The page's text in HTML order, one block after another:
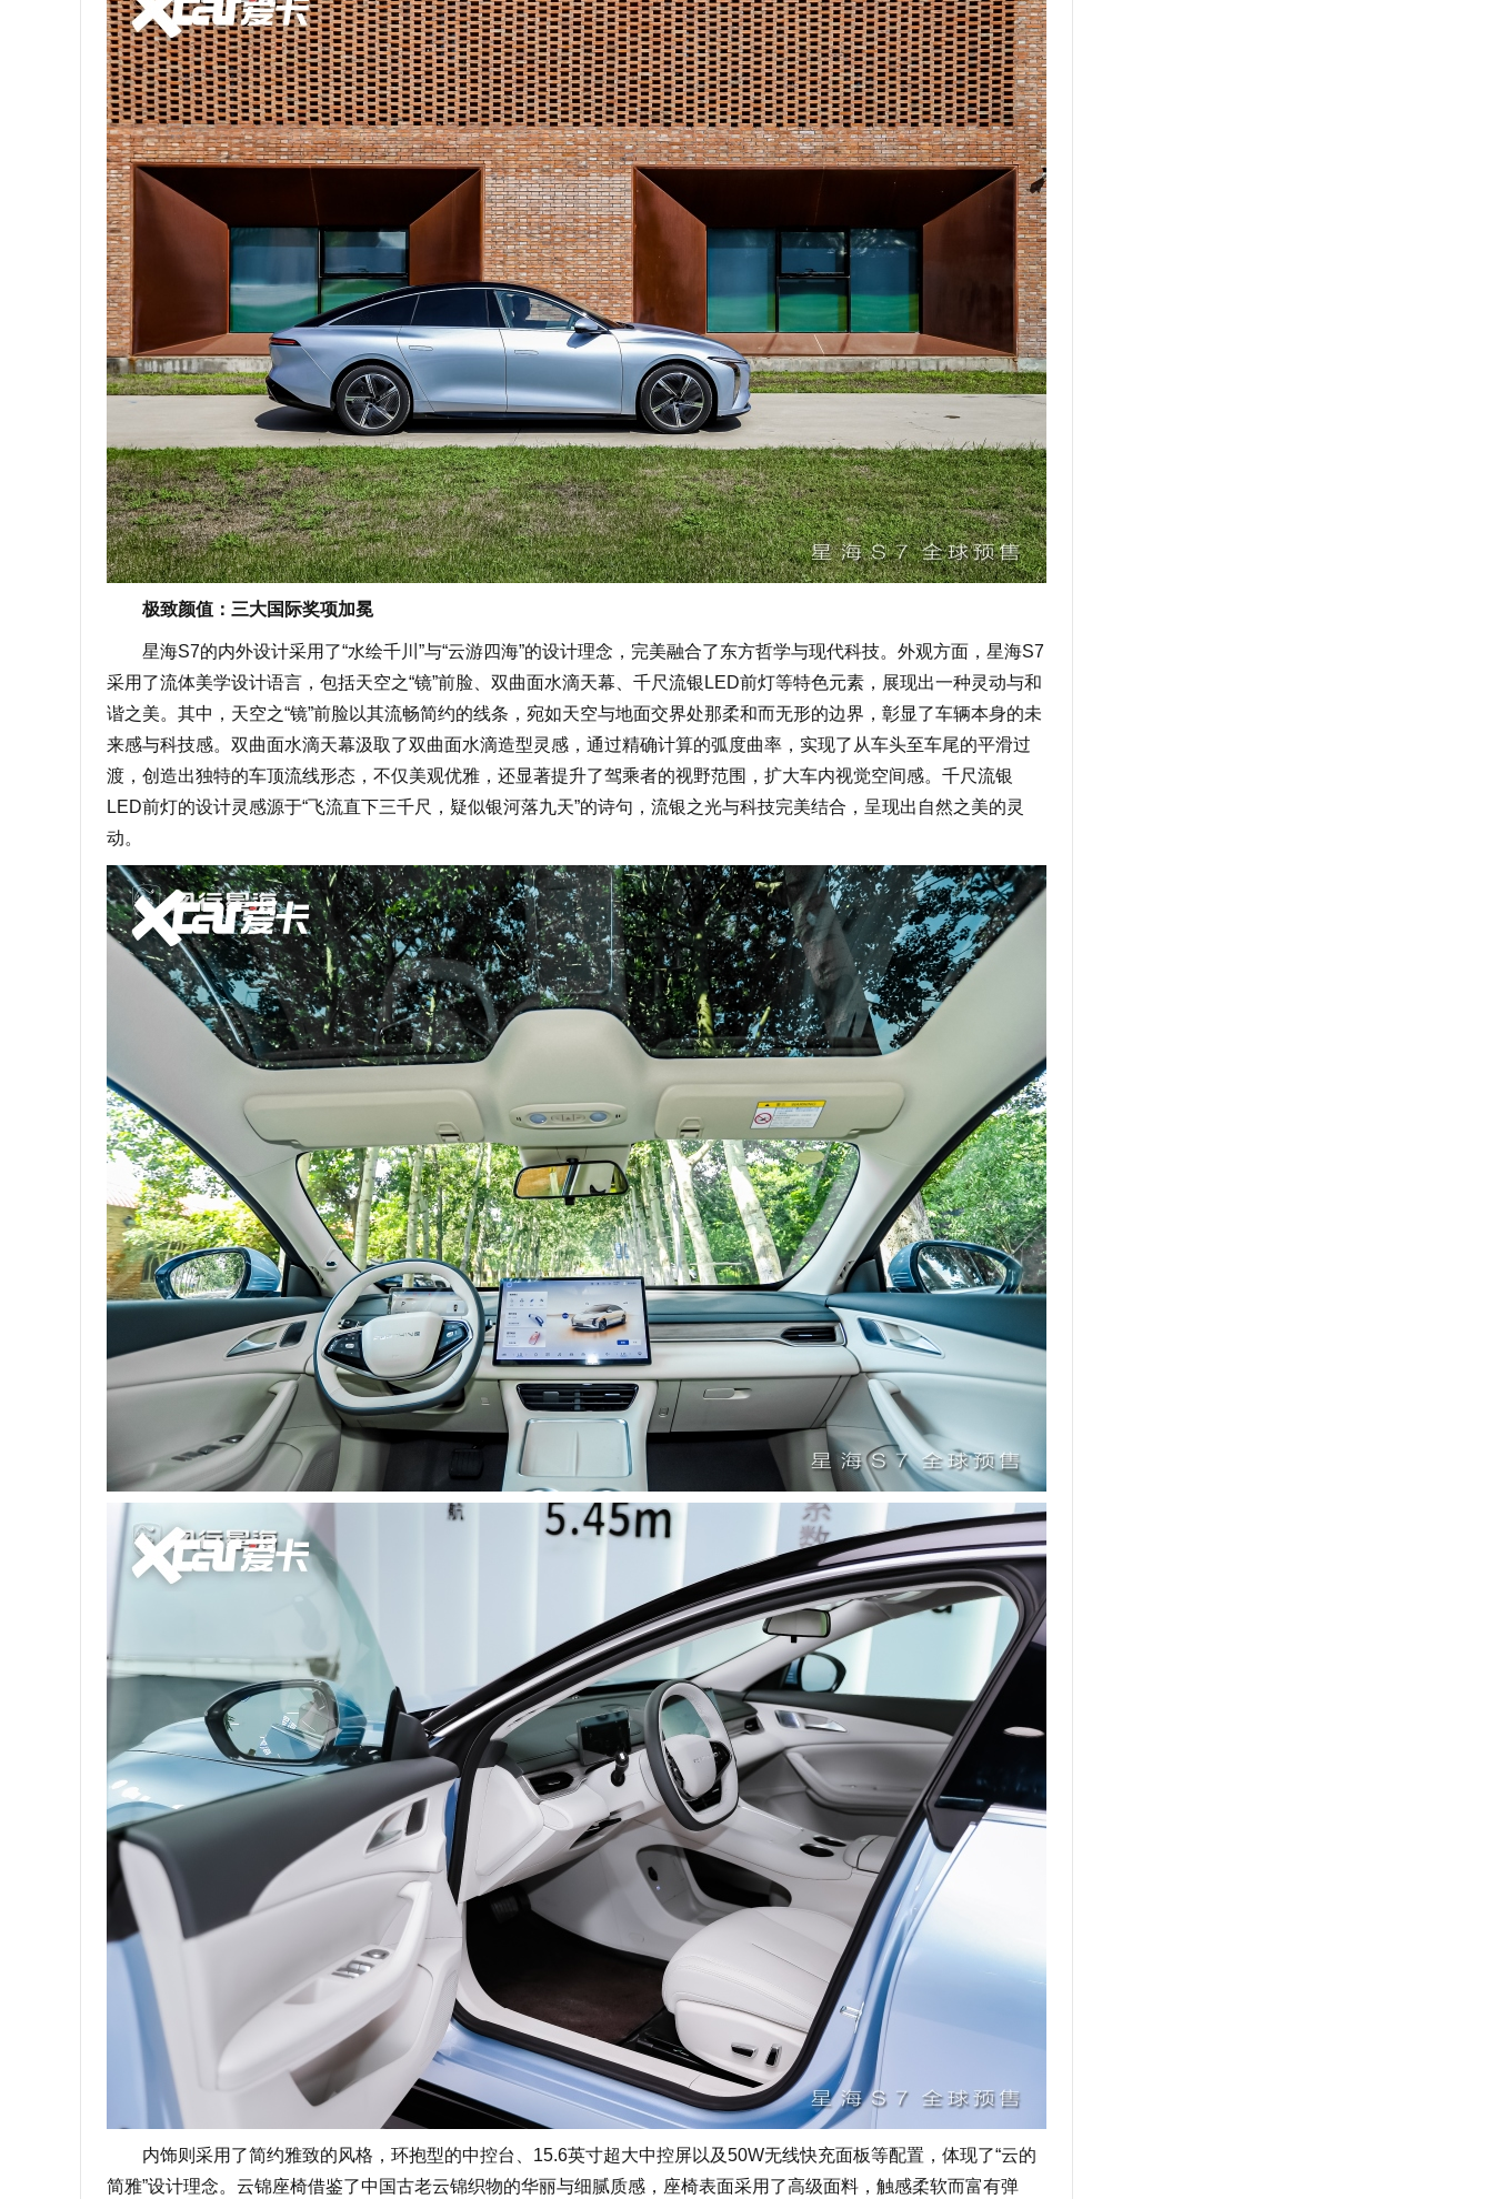
极致颜值：三大国际奖项加冕
星海S7的内外设计采用了“水绘千川”与“云游四海”的设计理念，完美融合了东方哲学与现代科技。外观方面，星海S7
采用了流体美学设计语言，包括天空之“镜”前脸、双曲面水滴天幕、千尺流银LED前灯等特色元素，展现出一种灵动与和
谐之美。其中，天空之“镜”前脸以其流畅简约的线条，宛如天空与地面交界处那柔和而无形的边界，彰显了车辆本身的未
来感与科技感。双曲面水滴天幕汲取了双曲面水滴造型灵感，通过精确计算的弧度曲率，实现了从车头至车尾的平滑过
渡，创造出独特的车顶流线形态，不仅美观优雅，还显著提升了驾乘者的视野范围，扩大车内视觉空间感。千尺流银
LED前灯的设计灵感源于“飞流直下三千尺，疑似银河落九天”的诗句，流银之光与科技完美结合，呈现出自然之美的灵
动。
内饰则采用了简约雅致的风格，环抱型的中控台、15.6英寸超大中控屏以及50W无线快充面板等配置，体现了“云的
简雅”设计理念。云锦座椅借鉴了中国古老云锦织物的华丽与细腻质感，座椅表面采用了高级面料，触感柔软而富有弹